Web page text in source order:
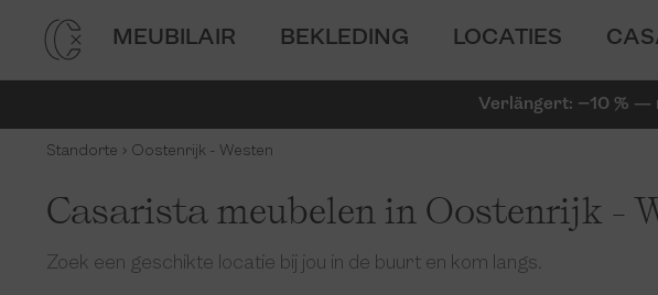
MEUBILAIR BEKLEDING LOCATIES
Verlängert: −10 % —
Standorte Oostenrijk - Westen
Casarista meubelen in Oostenrijk -
Zoek een geschikte locatie bij jou in de buurt en kom langs.